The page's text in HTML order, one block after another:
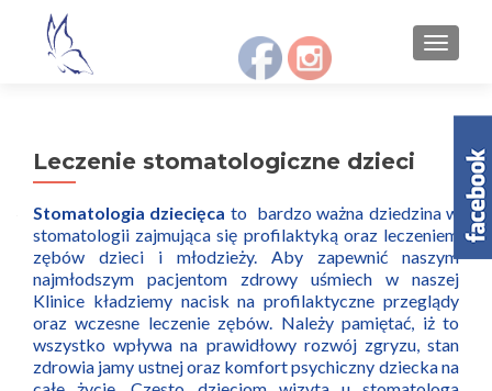
MENU
Leczenie stomatologiczne dzieci
Stomatologia dziecięca to bardzo ważna dziedzina w
stomatologii zajmująca się profilaktyką oraz leczeniem
zębów dzieci i młodzieży. Aby zapewnić naszym
najmłodszym pacjentom zdrowy uśmiech w naszej
Klinice kładziemy nacisk na profilaktyczne przeglądy
oraz wczesne leczenie zębów. Należy pamiętać, iż to
wszystko wpływa na prawidłowy rozwój zgryzu, stan
zdrowia jamy ustnej oraz komfort psychiczny dziecka na